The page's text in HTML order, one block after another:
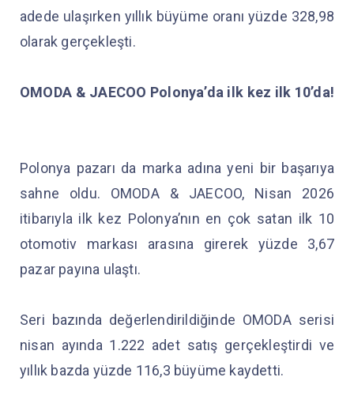
adede ulaşırken yıllık büyüme oranı yüzde 328,98
olarak gerçekleşti.
OMODA & JAECOO Polonya’da ilk kez ilk 10’da!
Polonya pazarı da marka adına yeni bir başarıya
sahne oldu. OMODA & JAECOO, Nisan 2026
itibarıyla ilk kez Polonya’nın en çok satan ilk 10
otomotiv markası arasına girerek yüzde 3,67
pazar payına ulaştı.
Seri bazında değerlendirildiğinde OMODA serisi
nisan ayında 1.222 adet satış gerçekleştirdi ve
yıllık bazda yüzde 116,3 büyüme kaydetti.